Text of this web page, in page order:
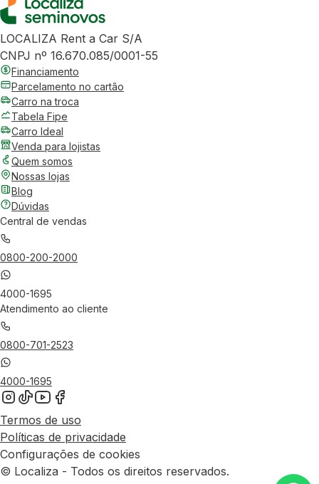
LOCALIZA Rent a Car S/A
CNPJ nº 16.670.085/0001-55
Financiamento
Parcelamento no cartão
Carro na troca
Tabela Fipe
Carro Ideal
Venda para lojistas
Quem somos
Nossas lojas
Blog
Dúvidas
Central de vendas
0800-200-2000
4000-1695
Atendimento ao cliente
0800-701-2523
4000-1695
Termos de uso
Políticas de privacidade
Configurações de cookies
© Localiza - Todos os direitos reservados.